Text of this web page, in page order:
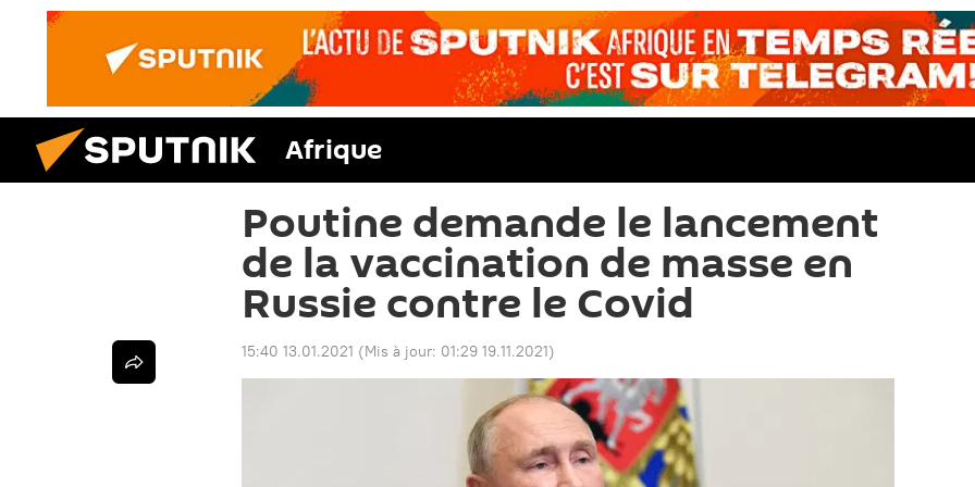
Afrique
Poutine demande le lancement
de la vaccination de masse en
Russie contre le Covid
15:40 13.01.2021 (Mis à jour: 01:29 19.11.2021)